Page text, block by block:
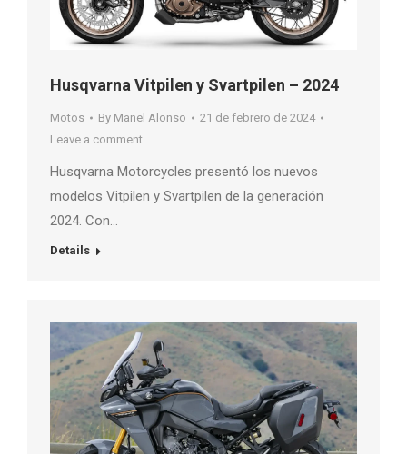
Husqvarna Vitpilen y Svartpilen – 2024
Motos By Manel Alonso
21 de febrero de 2024
Leave a comment
Husqvarna Motorcycles presentó los nuevos
modelos Vitpilen y Svartpilen de la generación
2024. Con…
Details